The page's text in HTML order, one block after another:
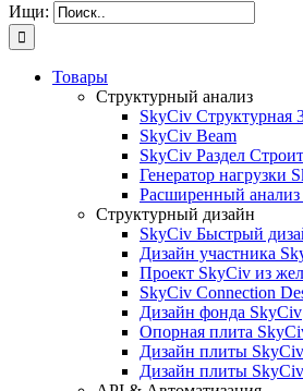
Ищи:
Товары
Структурный анализ
SkyCiv Структурная
SkyCiv Beam
SkyCiv Раздел
Генератор нагрузки
Расширенный
Структурный дизайн
SkyCiv Быстрый
Дизайн участника
Проект SkyCiv из
SkyCiv Connection
Дизайн фонда SkyCiv
Опорная плита
Дизайн плиты SkyCiv
Дизайн плиты SkyCiv